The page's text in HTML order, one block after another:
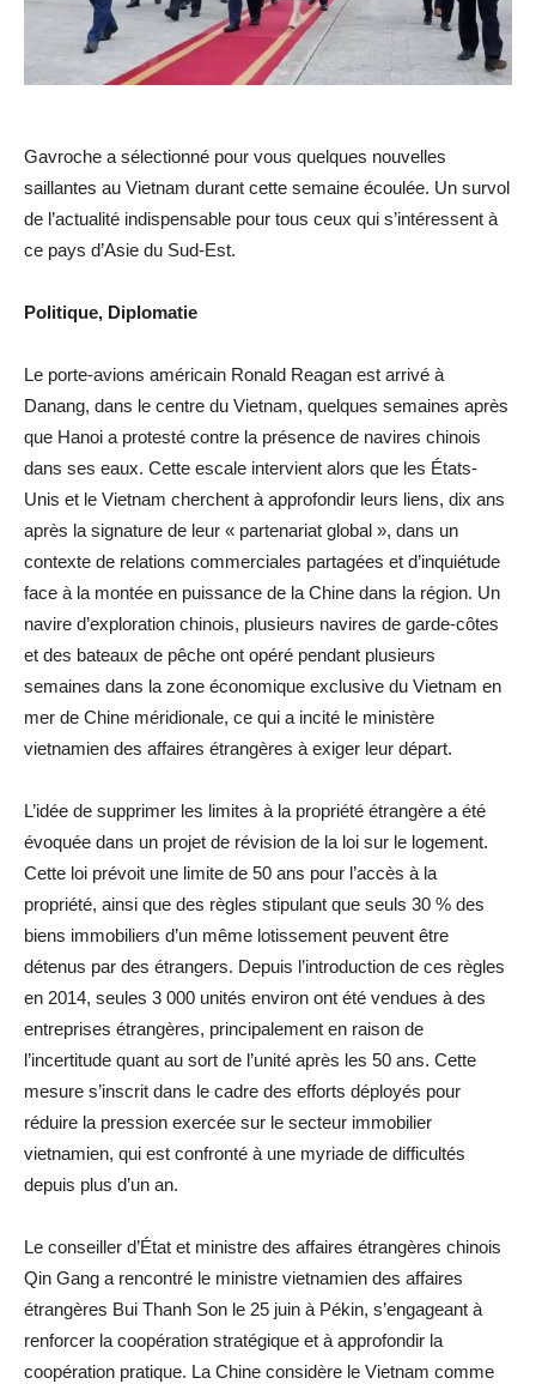
Gavroche a sélectionné pour vous quelques nouvelles
saillantes au Vietnam durant cette semaine écoulée. Un survol
de l’actualité indispensable pour tous ceux qui s’intéressent à
ce pays d’Asie du Sud-Est.
Politique, Diplomatie
Le porte-avions américain Ronald Reagan est arrivé à
Danang, dans le centre du Vietnam, quelques semaines après
que Hanoi a protesté contre la présence de navires chinois
dans ses eaux. Cette escale intervient alors que les États-
Unis et le Vietnam cherchent à approfondir leurs liens, dix ans
après la signature de leur « partenariat global », dans un
contexte de relations commerciales partagées et d’inquiétude
face à la montée en puissance de la Chine dans la région. Un
navire d’exploration chinois, plusieurs navires de garde-côtes
et des bateaux de pêche ont opéré pendant plusieurs
semaines dans la zone économique exclusive du Vietnam en
mer de Chine méridionale, ce qui a incité le ministère
vietnamien des affaires étrangères à exiger leur départ.
L’idée de supprimer les limites à la propriété étrangère a été
évoquée dans un projet de révision de la loi sur le logement.
Cette loi prévoit une limite de 50 ans pour l’accès à la
propriété, ainsi que des règles stipulant que seuls 30 % des
biens immobiliers d’un même lotissement peuvent être
détenus par des étrangers. Depuis l’introduction de ces règles
en 2014, seules 3 000 unités environ ont été vendues à des
entreprises étrangères, principalement en raison de
l’incertitude quant au sort de l’unité après les 50 ans. Cette
mesure s’inscrit dans le cadre des efforts déployés pour
réduire la pression exercée sur le secteur immobilier
vietnamien, qui est confronté à une myriade de difficultés
depuis plus d’un an.
Le conseiller d’État et ministre des affaires étrangères chinois
Qin Gang a rencontré le ministre vietnamien des affaires
étrangères Bui Thanh Son le 25 juin à Pékin, s’engageant à
renforcer la coopération stratégique et à approfondir la
coopération pratique. La Chine considère le Vietnam comme